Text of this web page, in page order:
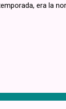
era la